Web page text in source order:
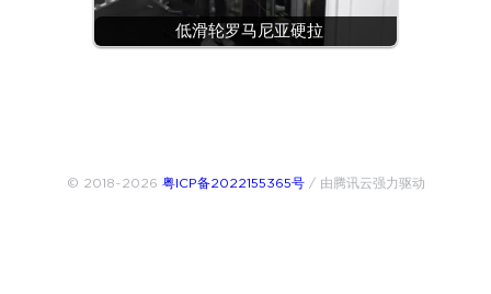
低滑轮罗马尼亚硬拉
© 2018~2026 粤ICP备2022155365号/ 由腾讯云强力驱动